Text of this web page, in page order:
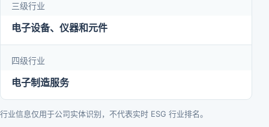
三级行业
电子设备、仪器和元件
四级行业
电子制造服务
行业信息仅用于公司实体识别，不代表实时 ESG 行业排名。